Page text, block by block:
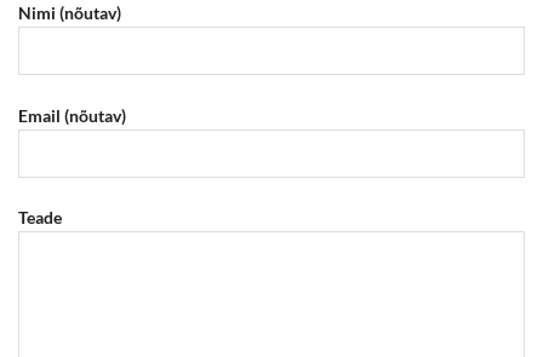
Nimi (nõutav)
Email (nõutav)
Teade